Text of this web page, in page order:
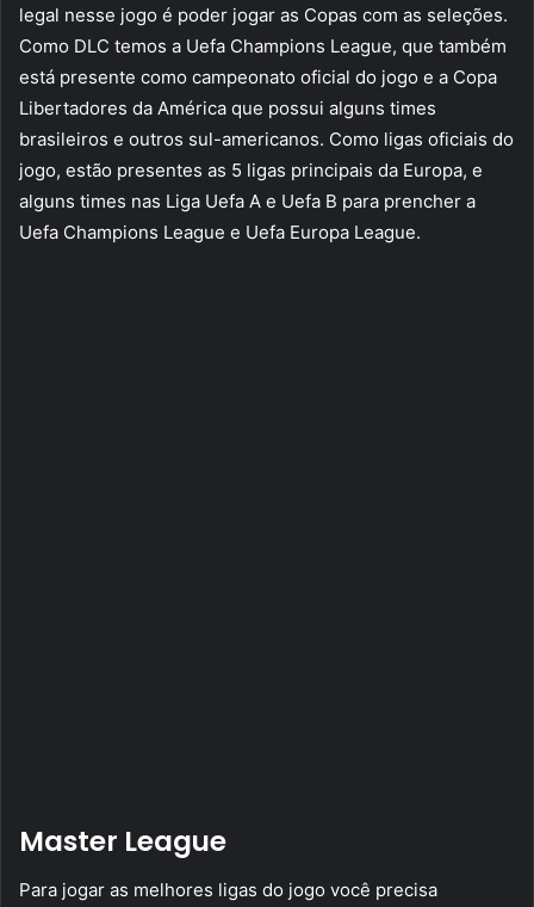
legal nesse jogo é poder jogar as Copas com as seleções.
Como DLC temos a Uefa Champions League, que também
está presente como campeonato oficial do jogo e a Copa
Libertadores da América que possui alguns times
brasileiros e outros sul-americanos. Como ligas oficiais do
jogo, estão presentes as 5 ligas principais da Europa, e
alguns times nas Liga Uefa A e Uefa B para prencher a
Uefa Champions League e Uefa Europa League.
Master League
Para jogar as melhores ligas do jogo você precisa